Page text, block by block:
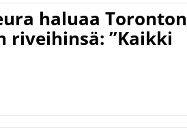
haluaa Toronton
riveihinsä: ”Kaikki